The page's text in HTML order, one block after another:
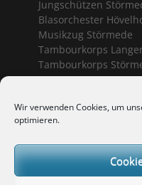
Wir verwenden Cookies, um
optimieren.
Jungschützen
Blasorchester
Musikzug Störmede
Tambourkorps
Tambourkorps
Schützenvereine
Bürgerschützenverein
Schützenverein